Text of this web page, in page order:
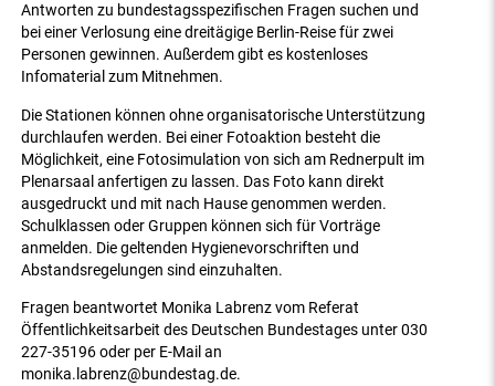
Antworten zu bundestagsspezifischen Fragen suchen und
bei einer Verlosung eine dreitägige Berlin-Reise für zwei
Personen gewinnen. Außerdem gibt es kostenloses
Infomaterial zum Mitnehmen.
Die Stationen können ohne organisatorische Unterstützung
durchlaufen werden. Bei einer Fotoaktion besteht die
Möglichkeit, eine Fotosimulation von sich am Rednerpult im
Plenarsaal anfertigen zu lassen. Das Foto kann direkt
ausgedruckt und mit nach Hause genommen werden.
Schulklassen oder Gruppen können sich für Vorträge
anmelden. Die geltenden Hygienevorschriften und
Abstandsregelungen sind einzuhalten.
Fragen beantwortet Monika Labrenz vom Referat
Öffentlichkeitsarbeit des Deutschen Bundestages unter 030
227-35196 oder per E-Mail an
monika.labrenz@bundestag.de.